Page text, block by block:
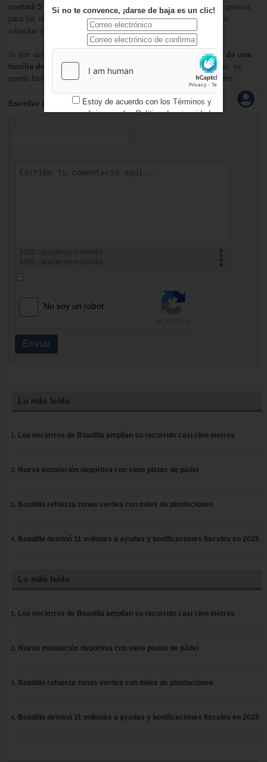
costará 5 euros entre semana y 6 los fines de semana.Los precios
para los niños son de 3,5 euros de lunes a viernes y 5 euros los
sábados y domingos.
Si son asiduos a la piscina,
los abonos pueden sacar a más de una
familia de un apuro económico.
A partir de los tres miembros, se
puede bañar toda la familia por 90 euros durante el verano entero.
Escribir un comentario
caracteres restantes
caracteres restantes
No soy un robot
Enviar
Lo más leído
Los encierros de Boadilla amplían su recorrido casi cien metros
Nueva instalación deportiva con siete pistas de pádel
Boadilla refuerza zonas verdes con miles de plantaciones
Boadilla destinó 11 millones a ayudas y bonificaciones fiscales en 2025
Lo más leído
Los encierros de Boadilla amplían su recorrido casi cien metros
Nueva instalación deportiva con siete pistas de pádel
Boadilla refuerza zonas verdes con miles de plantaciones
Boadilla destinó 11 millones a ayudas y bonificaciones fiscales en 2025
Si no te convence, ¡darse de baja es un clic!
Estoy de acuerdo con los Términos y
condicionesy losPolítica de privacidad